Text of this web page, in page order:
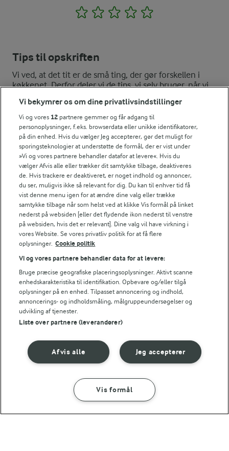
1 2 3 4
Tips til opskriften
Vi ved, at det tit er de små ting, der gør forskellen i
køkkenet. Derfor deler vi de tips, vi selv bruger, når vi
FRYSETIP
Flødeostekagen kan fryses inden du pynter med bær.
NÆRINGSINDHOLD, PR 100 G
Energiindhold:
896 kJ / 214 kcal
Energifordeling
ENERGI PR 100 G
Fiber:
1,4 g
Protein:
4 g
Fedt:
15,8 g
Klassisk udgave af den dejlige cheesecake - varier
med frugt og bær, som du synes.
SÅDAN GØR DU INGREDIENSER
Vi bekymrer os om dine privatlivsindstillinger
Vi og vores 12 partnere gemmer og får adgang til
personoplysninger, f.eks. browserdata eller unikke identifikatorer,
på din enhed. Hvis du vælger Jeg accepterer, gør det muligt for
sporingsteknologier at understøtte de formål, der er vist under
»Vi og vores partnere behandler datafor at levere«. Hvis du
vælger Afvis alle eller trækker dit samtykke tilbage, deaktiveres
de. Hvis trackere er deaktiveret, er noget indhold og annoncer,
du ser, muligvis ikke så relevant for dig. Du kan til enhver tid få
vist denne menu igen for at ændre dine valg eller trække
samtykke tilbage når som helst ved at klikke Vis formål på linket
nederst på websiden [eller det flydende ikon nederst til venstre
på websiden, hvis det er relevant]. Dine valg vil have virkning i
vores Website. Se vores privatliv politik for at få flere
oplysninger. Cookie politik
Vi og vores partnere behandler data for at levere:
Bruge præcise geografiske placeringsoplysninger. Aktivt scanne
enhedskarakteristika til identifikation. Opbevare og/eller tilgå
oplysninger på en enhed. Tilpasset annoncering og indhold,
annoncerings- og indholdsmåling, målgruppeundersøgelser og
udvikling af tjenester.
Liste over partnere (leverandører)
Jeg accepterer
Afvis alle
Vis formål